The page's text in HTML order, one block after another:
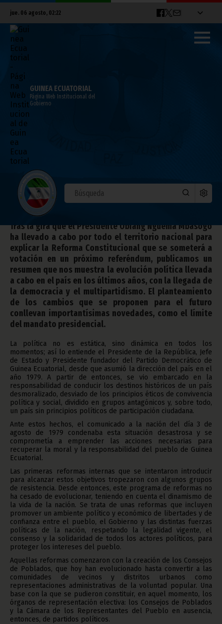
jue. 06 agosto, 02:22
GUINEA ECUATORIAL
Página Web Institucional del
Gobierno
Un resumen del Proyecto de Reforma
Constitucional
septiembre 16, 2011
Noticias Gobierno
Tras la gira que el Presidente Obiang Nguema Mbasogo
ha llevado a cabo por todo el territorio nacional para
explicar la Reforma Constitucional que se someterá a
votación en un próximo referéndum, publicamos un
resumen que nos muestra la evolución política llevada
a cabo en el país en los últimos años, con la llegada de
la democracia y el multipartidismo. El planteamiento
de los cambios que se proponen para el futuro
conllevan importantísimas novedades, como el límite
del mandato presidencial.
La política no es estática, sino dinámica en todos los
momentos; así lo entiende el Presidente de la República, Jefe
de Estado y Presidente fundador del Partido Democrático de
Guinea Ecuatorial, desde que asumió la dirección del país en el
año 1979. A partir de entonces, se vio embarcado en la
responsabilidad de conducir los destinos históricos de un país
desmoralizado, desviado de los principios éticos de convivencia
política y social, dividido en grupos antagónicos y, sobre todo,
un país sin principios políticos de participación ciudadana.
Ante estos hechos, el comunicado a la nación del día 3 de
agosto de 1979 condenaba esta situación desastrosa y se
comprometía a emprender las acciones necesarias para
recuperar la moral y la responsabilidad del pueblo de Guinea
Ecuatorial.
Las primeras reformas internas que se intentaron introducir
para alcanzar estos objetivos tropezaron con algunos grupos
de resistencia. Desde entonces, este programa de reformas no
ha cesado de evolucionar, teniendo en cuenta el dinamismo de
la vida de la nación. Se trata de unas reformas que incluyen
promover un ambiente político y económico de libertades y de
confianza entre el pueblo, el Gobierno y las distintas fuerzas
políticas de la nación, respetando la legalidad vigente, el
consenso y la solidaridad de todos los actores políticos, para
proteger los intereses del pueblo.
Aquellas reformas comenzaron con la creación de los Consejos
de Poblados, que hoy han evolucionado hasta convertir a las
comunidades de vecinos y distritos urbanos como
representaciones administrativas de la voluntad popular. Una
base con la que se pudieron constituir, en aquel momento, los
órganos de representación electiva: los Consejos de Poblados
y la Cámara de los Representantes del Pueblo en ausencia,
entonces, de partidos políticos.